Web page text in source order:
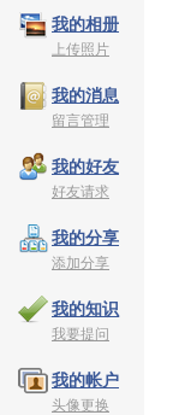
我的相册
上传照片
我的消息
留言管理
我的好友
好友请求
我的分享
添加分享
我的知识
我要提问
我的帐户
头像更换